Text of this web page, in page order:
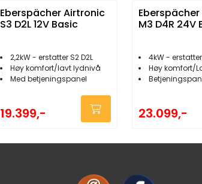
Eberspächer Airtronic
S3 D2L 12V Basic
2,2kW - erstatter S2 D2L
Høy komfort/lavt lydnivå
Med betjeningspanel
19.399,-
M3 D4R 24V
4kW - erstatter
Høy komfort/
23.099,-